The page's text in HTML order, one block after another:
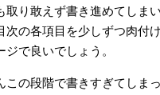
取り敢えず書き進めてしま
次の各項目を少しずつ肉付
ジで良いでしょう。
この段階で書きすぎてしま